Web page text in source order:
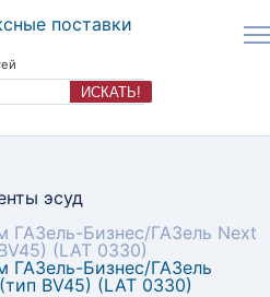
ИСКАТЬ!
эсуд
ГАЗель-Бизнес/ГАЗель Next
(LAT 0330)
ГАЗель-Бизнес/ГАЗель
BV45) (LAT 0330)